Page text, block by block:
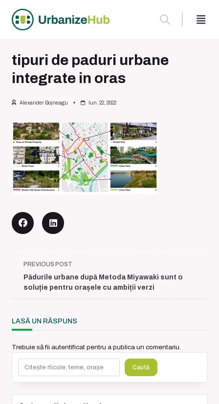
content
tipuri de paduri urbane
integrate in oras
Alexander Bojneagu Iun. 22, 2022
<span
class="nav-
subtitle
screen-
text">Page</span>
PREVIOUS POST
Pădurile urbane după Metoda Miyawaki sunt o
soluție pentru orașele cu ambiții verzi
LASĂ UN RĂSPUNS
Trebuie să fii autentificat pentru a publica un comentariu.
Caută